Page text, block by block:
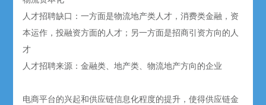
人才招聘缺口：一方面是物流地产类人才，消费类金融，资
本运作，投融资方面的人才；另一方面是招商引资方向的人
才
人才招聘来源：金融类、地产类、物流地产方向的企业
电商平台的兴起和供应链信息化程度的提升，使得供应链金